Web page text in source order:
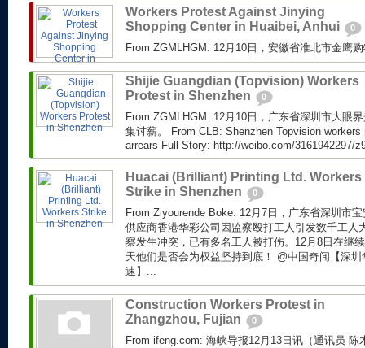
Workers Protest Against Jinying
Shopping Center in Huaibei, Anhui
0
From ZGMLHGM: 12月10日，安徽省淮北市金鹰
Shijie Guangdian (Topvision) Workers
Protest in Shenzhen
0
From ZGMLHGM: 12月10日，广东省深圳市大眼
集讨薪。 From CLB: Shenzhen Topvision
arrears Full Story: http://weibo.com/3161942297/
Huacai (Brilliant) Printing Ltd. Workers
Strike in Shenzhen
0
From Ziyourende Boke: 12月7日，广东省深圳市
供应商香港华彩公司因监察殴打工人引发数千工人
察发生冲突，已有多名工人被打伤。12月8日在继
天他们是否会为权益坚持到底！ @中国奇闻【深
速】...
Construction Workers Protest in
Zhangzhou, Fujian
0
From ifeng.com: 海峡导报12月13日讯（通讯员 陈